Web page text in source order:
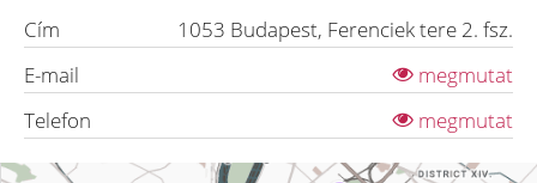
Cím 1053 Budapest, Ferenciek tere 2. fsz.
E-mail
megmutat
Telefon
megmutat